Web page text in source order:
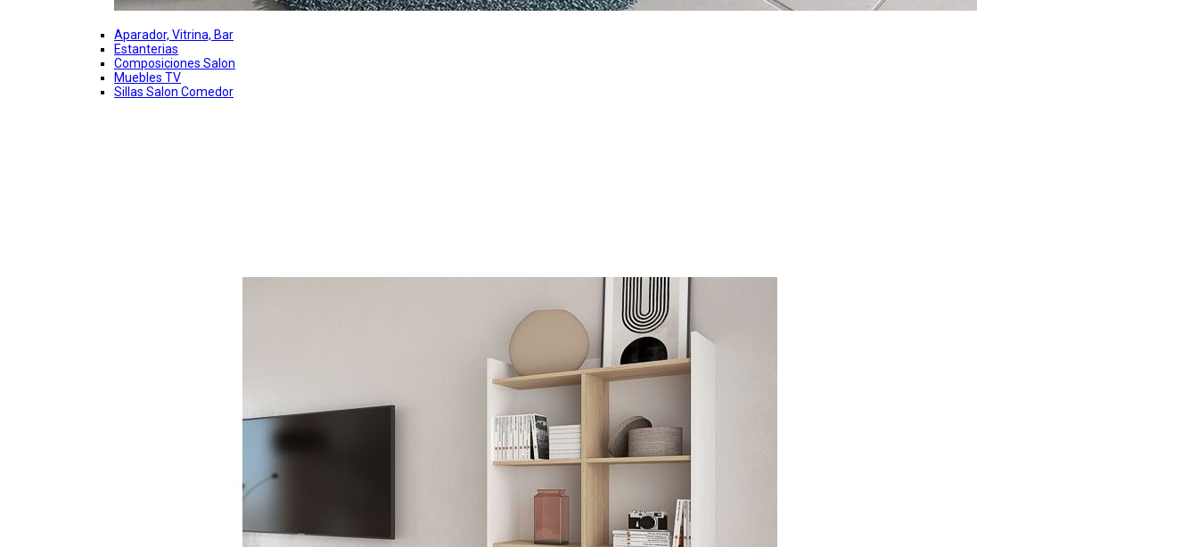
Aparador, Vitrina, Bar
Estanterias
Composiciones Salon
Muebles TV
Sillas Salon Comedor